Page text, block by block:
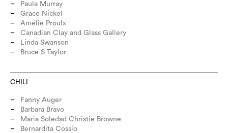
Paula Murray
Grace Nickel
Amélie Proulx
Canadian Clay and Glass Gallery
Linda Swanson
Bruce S Taylor
CHILI
Fanny Auger
Barbara Bravo
Maria Soledad Christie Browne
Bernardita Cossio